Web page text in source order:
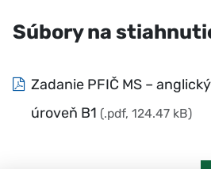
Súbory na
Zadanie PFIČ MS –
úroveň B1 (.pdf, 124.47 kB)